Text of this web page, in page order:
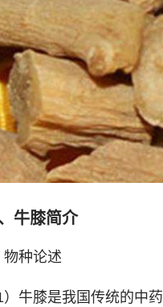
牛膝简介
物种论述
1）牛膝是我国传统的中